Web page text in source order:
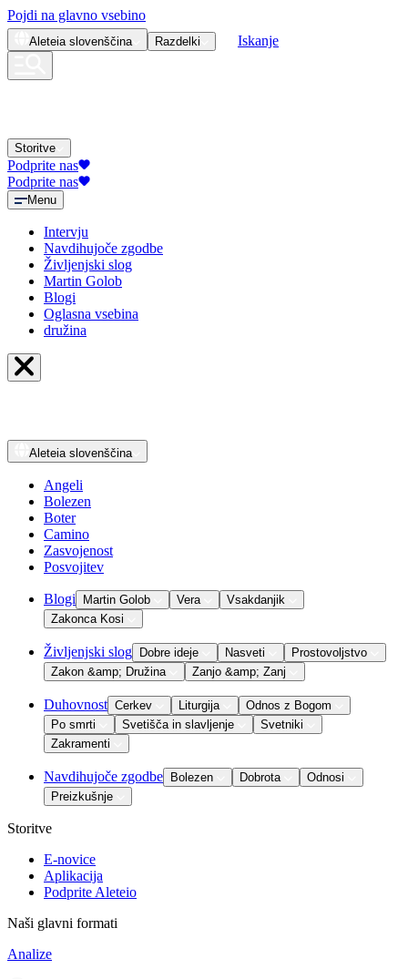
Pojdi na glavno vsebino
Aleteia slovenščina Razdelki Iskanje
Storitve
Podprite nas
Podprite nas
Menu
Intervju
Navdihujoče zgodbe
Življenjski slog
Martin Golob
Blogi
Oglasna vsebina
družina
Aleteia slovenščina
Angeli
Bolezen
Boter
Camino
Zasvojenost
Posvojitev
Blogi Martin Golob Vera
Vsakdanjik
Zakonca Kosi
Življenjski slog Dobre ideje Nasveti
Prostovoljstvo
Zakon &amp; Družina
Zanjo &amp; Zanj
Duhovnost Cerkev Liturgija
Odnos z Bogom
Po smrti
Svetišča in slavljenje
Svetniki
Zakramenti
Navdihujoče zgodbe Bolezen Dobrota
Odnosi
Preizkušnje
Storitve
E-novice
Aplikacija
Podprite Aleteio
Naši glavni formati
Analize